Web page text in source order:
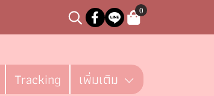
0
Tracking เพิ่มเติม